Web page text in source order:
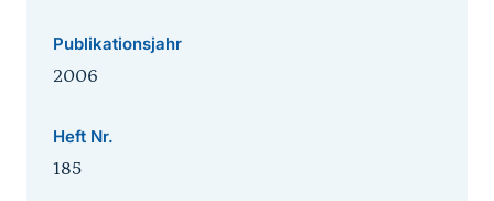
Publikationsjahr
2006
Heft Nr.
185